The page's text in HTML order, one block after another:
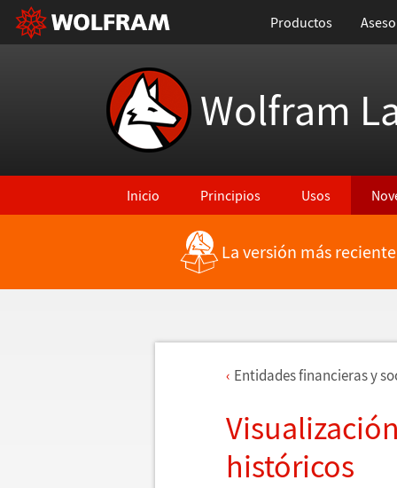
Productos
Wolfram
Inicio Principios Usos
La versión más
Entidades financieras y
Visualizació
históricos